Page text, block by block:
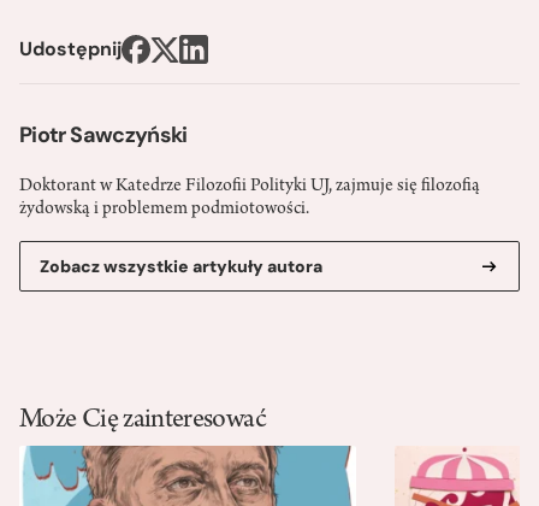
Piotr Sawczyński
Doktorant w Katedrze Filozofii Polityki UJ, zajmuje się filozofią
żydowską i problemem podmiotowości.
Zobacz wszystkie artykuły autora
Udostępnij
Może Cię zainteresować